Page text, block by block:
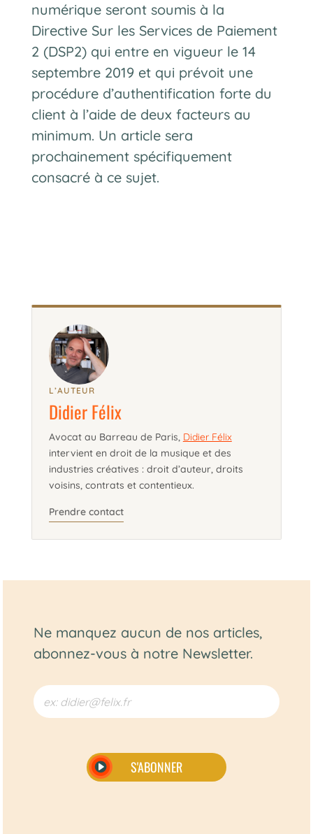
numérique seront soumis à la
Directive Sur les Services de Paiement
2 (DSP2) qui entre en vigueur le 14
septembre 2019 et qui prévoit une
procédure d’authentification forte du
client à l’aide de deux facteurs au
minimum. Un article sera
prochainement spécifiquement
consacré à ce sujet.
L’AUTEUR
Didier Félix
Avocat au Barreau de Paris, Didier Félix
intervient en droit de la musique et des
industries créatives : droit d’auteur, droits
voisins, contrats et contentieux.
Prendre contact
Ne manquez aucun de nos articles,
abonnez-vous à notre Newsletter.
S'ABONNER